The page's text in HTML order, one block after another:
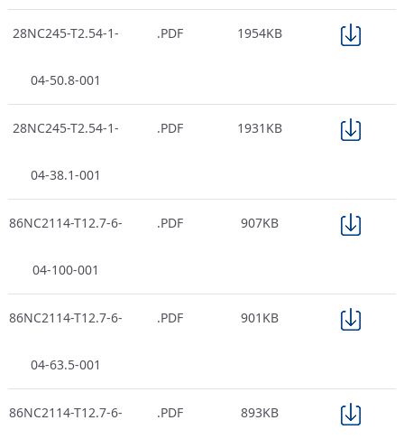
28NC245-T2.54-1-
04-50.8-001
.PDF 1954KB
28NC245-T2.54-1-
04-38.1-001
.PDF 1931KB
86NC2114-T12.7-6-
04-100-001
.PDF 907KB
86NC2114-T12.7-6-
04-63.5-001
.PDF 901KB
86NC2114-T12.7-6- .PDF 893KB